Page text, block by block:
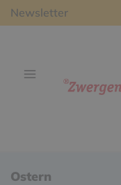
Newsletter
Ostern